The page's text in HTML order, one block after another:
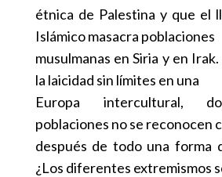
étnica de Palestina y que el
Islámico masacra poblaciones
musulmanas en Siria y en
la laicidad sin límites en una
Europa intercultural,
poblaciones no se reconocen
después de todo una forma
¿Los diferentes extremismos